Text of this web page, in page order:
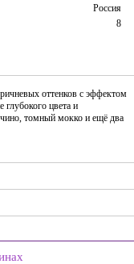
Россия
8
оттенков с эффектом
глубокого цвета и
томный мокко и ещё два